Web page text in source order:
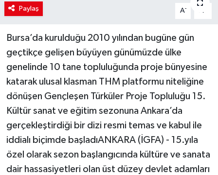
Paylaş A- A
Bursa’da kurulduğu 2010 yılından bugüne gün
geçtikçe gelişen büyüyen günümüzde ülke
genelinde 10 tane topluluğunda proje bünyesine
katarak ulusal klasman THM platformu niteliğine
dönüşen Gençleşen Türküler Proje Topluluğu 15.
Kültür sanat ve eğitim sezonuna Ankara’da
gerçekleştirdiği bir dizi resmi temas ve kabul ile
iddialı biçimde başladıANKARA (İGFA) - 15.yıla
özel olarak sezon başlangıcında kültüre ve sanata
dair hassasiyetleri olan üst düzey devlet adamları